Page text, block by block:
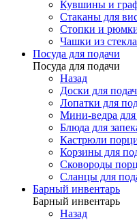
Кувшины и
Стаканы для
Стопки и
Чашки из стекла
Посуда для подачи
Посуда для подачи
Назад
Доски для
Лопатки для
Мини-ведра для
Блюда для
Кастрюли
Корзины для
Сковороды
Сланцы для
Барный инвентарь
Барный инвентарь
Назад